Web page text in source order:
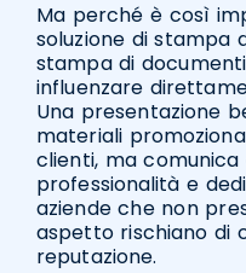
Ma perché è così
soluzione di stampa
stampa di
influenzare
Una presentazione
materiali
clienti, ma
professionalità e
aziende che non
aspetto rischiano di
reputazione.